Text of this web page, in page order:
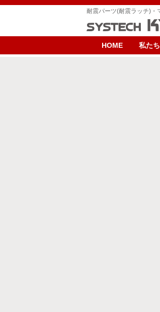
耐震パーツ(耐震ラッチ)・
HOME 私た